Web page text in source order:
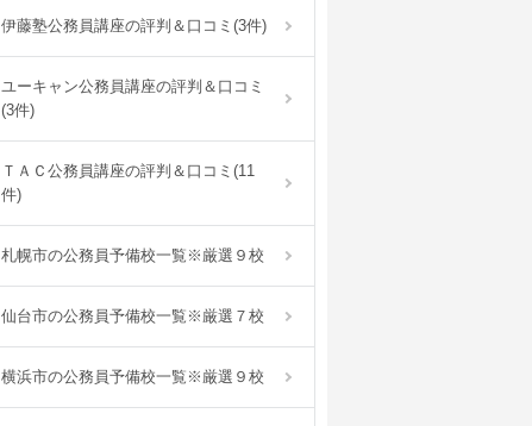
伊藤塾公務員講座の評判＆口コミ(3件)
ユーキャン公務員講座の評判＆口コミ
(3件)
ＴＡＣ公務員講座の評判＆口コミ(11
件)
札幌市の公務員予備校一覧※厳選９校
仙台市の公務員予備校一覧※厳選７校
横浜市の公務員予備校一覧※厳選９校